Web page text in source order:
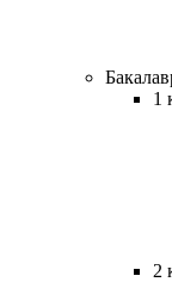
1
2